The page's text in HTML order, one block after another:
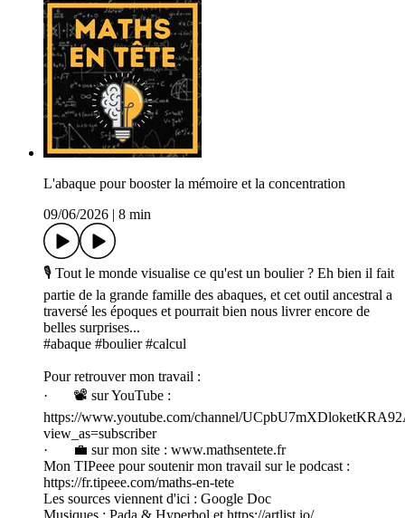
L'abaque pour booster la mémoire et la concentration
09/06/2026
8 min
🎙️ Tout le monde visualise ce qu'est un boulier ? Eh bien il fait
partie de la grande famille des abaques, et cet outil ancestral a
traversé les époques et pourrait bien nous livrer encore de
belles surprises...
#abaque #boulier #calcul
Pour retrouver mon travail :
· 📽️ sur YouTube :
https://www.youtube.com/channel/
view_as=subscriber
· 💼 sur mon site : www.mathsentete.fr
Mon TIPeee pour soutenir mon travail sur le podcast :
https://fr.tipeee.com/maths-en-tete
Les sources viennent d'ici : Google Doc